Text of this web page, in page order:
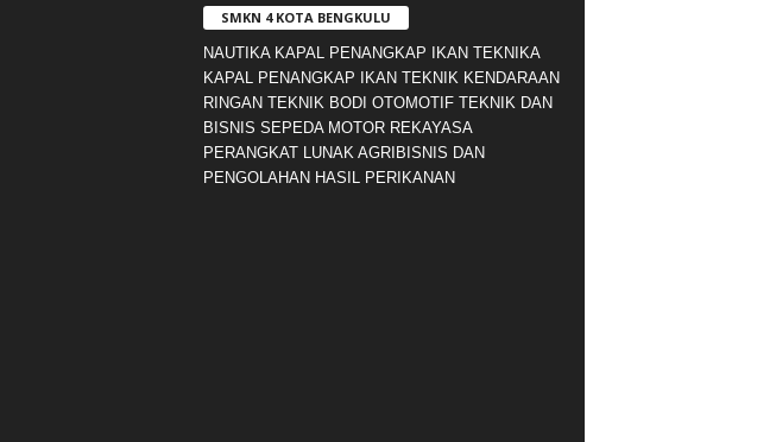
SMKN 4 KOTA BENGKULU
NAUTIKA KAPAL PENANGKAP IKAN TEKNIKA
KAPAL PENANGKAP IKAN TEKNIK KENDARAAN
RINGAN TEKNIK BODI OTOMOTIF TEKNIK DAN
BISNIS SEPEDA MOTOR REKAYASA
PERANGKAT LUNAK AGRIBISNIS DAN
PENGOLAHAN HASIL PERIKANAN